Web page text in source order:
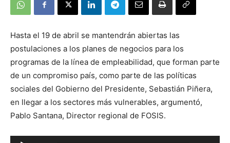
Hasta el 19 de abril se mantendrán abiertas las
postulaciones a los planes de negocios para los
programas de la línea de empleabilidad, que forman parte
de un compromiso país, como parte de las políticas
sociales del Gobierno del Presidente, Sebastián Piñera,
en llegar a los sectores más vulnerables, argumentó,
Pablo Santana, Director regional de FOSIS.